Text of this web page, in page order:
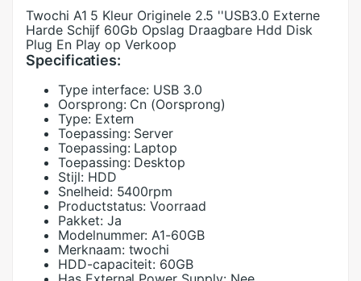
Twochi A1 5 Kleur Originele 2.5 ''USB3.0 Externe
Harde Schijf 60Gb Opslag Draagbare Hdd Disk
Plug En Play op Verkoop
Specificaties:
Type interface: USB 3.0
Oorsprong: Cn (Oorsprong)
Type: Extern
Toepassing: Server
Toepassing: Laptop
Toepassing: Desktop
Stijl: HDD
Snelheid: 5400rpm
Productstatus: Voorraad
Pakket: Ja
Modelnummer: A1-60GB
Merknaam: twochi
HDD-capaciteit: 60GB